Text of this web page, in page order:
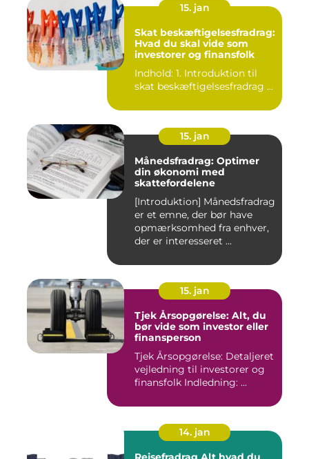
15. jan
Skat beskæftigelsesfradrag:
Hvad du skal vide som
investorer og finansfolk
Indhold: 1. Introduktion til
skat beskæftigelsesfradrag ...
15. jan
Månedsfradrag: Optimer
din økonomi med
skattefordelene
[Introduktion] Månedsfradrag
er et emne, der bør have
opmærksomhed fra enhver,
der er interesseret ...
15. jan
Tjek Årsopgørelse: Alt, du
bør vide som investor eller
finansperson
Tjek Årsopgørelse: Detaljeret
vejledning til investorer og
finansfolk Indledning: ...
14. jan